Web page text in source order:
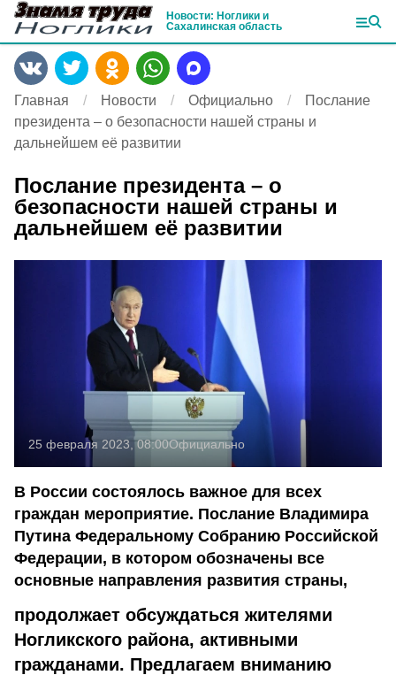
Новости: Ноглики и
Сахалинская область
Главная Новости Официально
Послание
президента – о безопасности нашей страны и
дальнейшем её развитии
Послание президента – о
безопасности нашей страны и
дальнейшем её развитии
25 февраля 2023, 08:00Официально
В России состоялось важное для всех
граждан мероприятие. Послание Владимира
Путина Федеральному Собранию Российской
Федерации, в котором обозначены все
основные направления развития страны,
продолжает обсуждаться жителями
Ногликского района, активными
гражданами. Предлагаем вниманию